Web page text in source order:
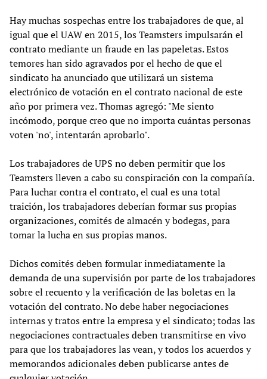
Hay muchas sospechas entre los trabajadores de que, al
igual que el UAW en 2015, los Teamsters impulsarán el
contrato mediante un fraude en las papeletas. Estos
temores han sido agravados por el hecho de que el
sindicato ha anunciado que utilizará un sistema
electrónico de votación en el contrato nacional de este
año por primera vez. Thomas agregó: "Me siento
incómodo, porque creo que no importa cuántas personas
voten 'no', intentarán aprobarlo".
Los trabajadores de UPS no deben permitir que los
Teamsters lleven a cabo su conspiración con la compañía.
Para luchar contra el contrato, el cual es una total
traición, los trabajadores deberían formar sus propias
organizaciones, comités de almacén y bodegas, para
tomar la lucha en sus propias manos.
Dichos comités deben formular inmediatamente la
demanda de una supervisión por parte de los trabajadores
sobre el recuento y la verificación de las boletas en la
votación del contrato. No debe haber negociaciones
internas y tratos entre la empresa y el sindicato; todas las
negociaciones contractuales deben transmitirse en vivo
para que los trabajadores las vean, y todos los acuerdos y
memorandos adicionales deben publicarse antes de